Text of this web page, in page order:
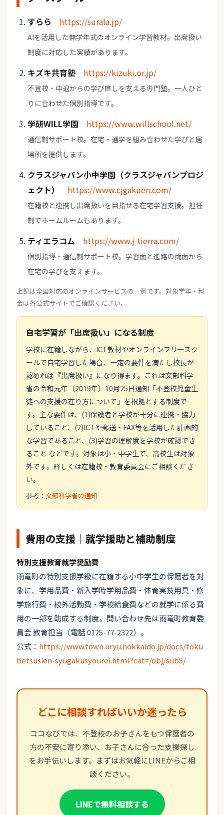
すらら https://surala.jp/
AIを活用した無学年式のオンライン学習教材。出席扱い
制度に対応した実績があります。
キズキ共育塾 https://kizuki.or.jp/
不登校・中退からの学び直しを支える専門塾。一人ひと
りに合わせた個別指導です。
学研WILL学園 https://www.willschool.net/
通信制サポート校。在宅・通学を組み合わせた学びと居
場所を提供します。
クラスジャパン小中学園（クラスジャパンプロジ
ェクト）
https://www.cjgakuen.com/
在籍校と連携し出席扱いを目指せる在宅学習支援。担任
制でホームルームもあります。
ティエラコム https://www.j-tierra.com/
個別指導・通信制サポート校。学習面と進路の両面から
在宅の学びを支えます。
上記は全国対応のオンラインサービスの一例です。対象学年・料
金は各公式サイトでご確認ください。
自宅学習が「出席扱い」になる制度
学校に在籍しながら、ICT教材やオンラインフリースク
ールで自宅学習した場合、一定の要件を満たし校長が
認めれば『出席扱い』になり得ます。これは文部科学
省の令和元年（2019年）10月25日通知「不登校児童生
徒への支援の在り方について」を根拠とする制度で
す。主な要件は、(1)保護者と学校が十分に連携・協力
していること、(2)ICTや郵送・FAX等を活用した計画的
な学習であること、(3)学習の理解度を学校が確認でき
ること などです。対象は小・中学生で、高校生は対象
外です。詳しくは在籍校・教育委員会にご相談くださ
い。
参考： 文部科学省の通知
費用の支援｜就学援助と補助制度
特別支援教育就学奨励費
雨竜町の特別支援学級に在籍する小中学生の保護者を対
象に、学用品費・新入学時学用品費・体育実技用具・修
学旅行費・校外活動費・学校給食費などの就学に係る費
用の一部を助成する制度。問い合わせ先は雨竜町教育委
員会 教育担当（電話 0125-77-2322）。
公式： https://www.town.uryu.hokkaido.jp/docs/toku
betsusien-syugakusyourei.html?cat=/obj/sub5/
どこに相談すればいいか迷ったら
ココなびでは、不登校のお子さんをもつ保護者の
方の不安に寄り添い、お子さんに合った支援探し
をお手伝いします。まずはお気軽にLINEからご相
談ください。
LINEで無料相談する